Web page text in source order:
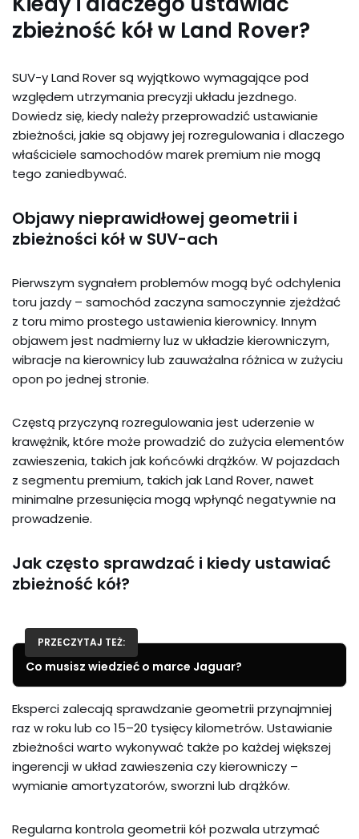
zbieżność kół w Land Rover?
SUV-y Land Rover są wyjątkowo wymagające pod
względem utrzymania precyzji układu jezdnego.
Dowiedz się, kiedy należy przeprowadzić ustawianie
zbieżności, jakie są objawy jej rozregulowania i dlaczego
właściciele samochodów marek premium nie mogą
tego zaniedbywać.
Objawy nieprawidłowej geometrii i
zbieżności kół w SUV-ach
Pierwszym sygnałem problemów mogą być odchylenia
toru jazdy – samochód zaczyna samoczynnie zjeżdżać
z toru mimo prostego ustawienia kierownicy. Innym
objawem jest nadmierny luz w układzie kierowniczym,
wibracje na kierownicy lub zauważalna różnica w zużyciu
opon po jednej stronie.
Częstą przyczyną rozregulowania jest uderzenie w
krawężnik, które może prowadzić do zużycia elementów
zawieszenia, takich jak końcówki drążków. W pojazdach
z segmentu premium, takich jak Land Rover, nawet
minimalne przesunięcia mogą wpłynąć negatywnie na
prowadzenie.
Jak często sprawdzać i kiedy ustawiać
zbieżność kół?
PRZECZYTAJ TEŻ:
Co musisz wiedzieć o marce Jaguar?
Eksperci zalecają sprawdzanie geometrii przynajmniej
raz w roku lub co 15–20 tysięcy kilometrów. Ustawianie
zbieżności warto wykonywać także po każdej większej
ingerencji w układ zawieszenia czy kierowniczy –
wymianie amortyzatorów, sworzni lub drążków.
Regularna kontrola geometrii kół pozwala utrzymać